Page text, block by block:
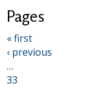
Pages
« first
‹ previous
…
33